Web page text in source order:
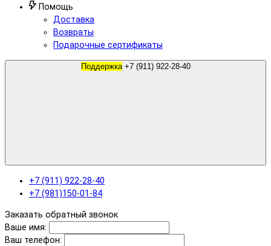
Помощь
Доставка
Возвраты
Подарочные сертификаты
Поддержка +7 (911) 922-28-40
+7 (911) 922-28-40
+7 (981)150-01-84
Заказать обратный звонок
Ваше имя:
Ваш телефон: